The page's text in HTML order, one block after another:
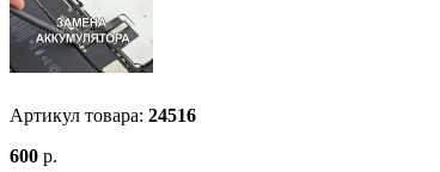
Артикул товара: 24516
600 р.